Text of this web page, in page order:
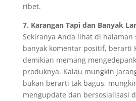
ribet.
7. Karangan Tapi dan Banyak
Sekiranya Anda lihat di halaman
banyak komentar positif, berarti
demikian memang
produknya. Kalau mungkin
bukan berarti tak bagus,
mengupdate dan bersosialisasi